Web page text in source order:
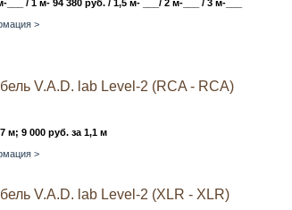
___ / 1 м- 94 380 руб. / 1,5 м- ___/ 2 м-___ / 3 м-___
>
V.A.D. lab Level-2 (RCA - RCA)
м; 9 000 руб. за 1,1 м
>
V.A.D. lab Level-2 (XLR - XLR)